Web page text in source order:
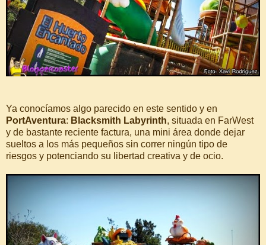
Ya conocíamos algo parecido en este sentido y en
PortAventura: Blacksmith Labyrinth, situada en FarWest
y de bastante reciente factura, una mini área donde dejar
sueltos a los más pequeños sin correr ningún tipo de
riesgos y potenciando su libertad creativa y de ocio.